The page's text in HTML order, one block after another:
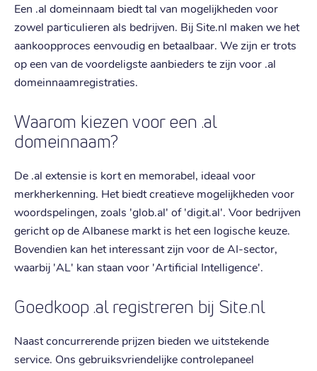
Een .al domeinnaam biedt tal van mogelijkheden voor
zowel particulieren als bedrijven. Bij Site.nl maken we het
aankoopproces eenvoudig en betaalbaar. We zijn er trots
op een van de voordeligste aanbieders te zijn voor .al
domeinnaamregistraties.
Waarom kiezen voor een .al
domeinnaam?
De .al extensie is kort en memorabel, ideaal voor
merkherkenning. Het biedt creatieve mogelijkheden voor
woordspelingen, zoals 'glob.al' of 'digit.al'. Voor bedrijven
gericht op de Albanese markt is het een logische keuze.
Bovendien kan het interessant zijn voor de AI-sector,
waarbij 'AL' kan staan voor 'Artificial Intelligence'.
Goedkoop .al registreren bij Site.nl
Naast concurrerende prijzen bieden we uitstekende
service. Ons gebruiksvriendelijke controlepaneel